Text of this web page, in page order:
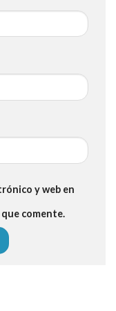
y web en
comente.